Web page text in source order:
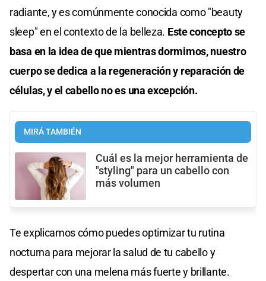
radiante, y es comúnmente conocida como "beauty
sleep" en el contexto de la belleza. Este concepto se
basa en la idea de que mientras dormimos, nuestro
cuerpo se dedica a la regeneración y reparación de
células, y el cabello no es una excepción.
MIRÁ TAMBIÉN
Cuál es la mejor herramienta de
"styling" para un cabello con
más volumen
Te explicamos cómo puedes optimizar tu rutina
nocturna para mejorar la salud de tu cabello y
despertar con una melena más fuerte y brillante.